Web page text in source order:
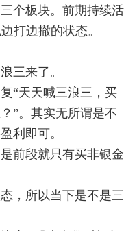
个板块。前期持续活
打边撤的状态。
三来了。
“天天喊三浪三，买
”。其实无所谓是不
利即可。
前段就只有买非银金
，所以当下是不是三